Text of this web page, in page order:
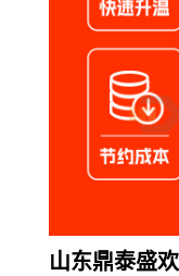
山东鼎泰盛